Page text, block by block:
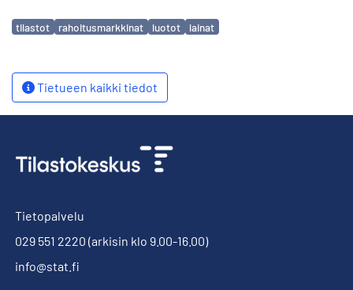
Avainsanat
tilastot rahoitusmarkkinat luotot lainat
Tietueen kaikki tiedot
Tietopalvelu
029 551 2220 (arkisin klo 9.00-16.00)
info@stat.fi